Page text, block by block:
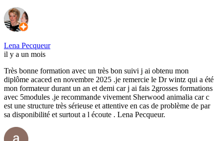
Lena Pecqueur
il y a un mois
Très bonne formation avec un très bon suivi j ai obtenu mon
diplôme acaced en novembre 2025 .je remercie le Dr wintz qui a été
mon formateur durant un an et demi car j ai fais 2grosses formations
avec 5modules .je recommande vivement Sherwood animalia car c
est une structure très sérieuse et attentive en cas de problème de par
sa disponibilité et surtout a l écoute . Lena Pecqueur.